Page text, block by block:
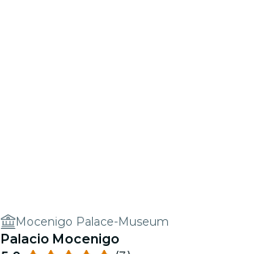
Mocenigo Palace-Museum
Palacio Mocenigo